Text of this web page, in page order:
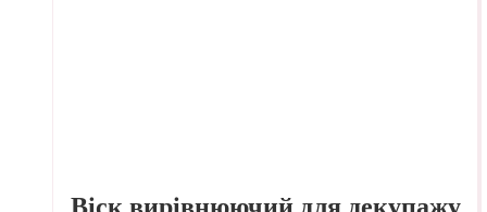
Віск вирівнюючий для декупажу